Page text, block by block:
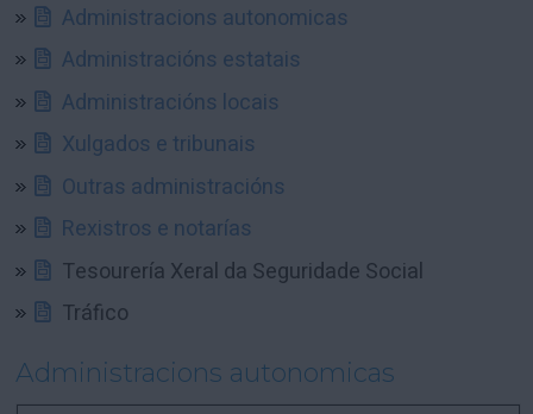
Administracions autonomicas
Administracións estatais
Administracións locais
Xulgados e tribunais
Outras administracións
Rexistros e notarías
Tesourería Xeral da Seguridade Social
Tráfico
Administracions autonomicas